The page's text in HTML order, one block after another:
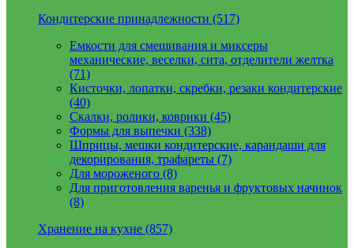
Кондитерские принадлежности (517)
Емкости для смешивания и миксеры
механические, веселки, сита, отделители желтка
(71)
Кисточки, лопатки, скребки, резаки кондитерские
(40)
Скалки, ролики, коврики (45)
Формы для выпечки (338)
Шприцы, мешки кондитерские, карандаши для
декорирования, трафареты (7)
Для мороженого (8)
Для приготовления варенья и фруктовых начинок
(8)
Хранение на кухне (857)